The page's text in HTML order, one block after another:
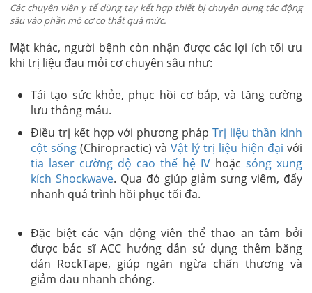
Các chuyên viên y tế dùng tay kết hợp thiết bị chuyên dụng tác động
sâu vào phần mô cơ co thắt quá mức.
Mặt khác, người bệnh còn nhận được các lợi ích tối ưu
khi trị liệu đau mỏi cơ chuyên sâu như:
Tái tạo sức khỏe, phục hồi cơ bắp, và tăng cường
lưu thông máu.
Điều trị kết hợp với phương pháp Trị liệu thần kinh
cột sống (Chiropractic) và Vật lý trị liệu hiện đại với
tia laser cường độ cao thế hệ IV hoặc sóng xung
kích Shockwave. Qua đó giúp giảm sưng viêm, đẩy
nhanh quá trình hồi phục tối đa.
Đặc biệt các vận động viên thể thao an tâm bởi
được bác sĩ ACC hướng dẫn sử dụng thêm băng
dán RockTape, giúp ngăn ngừa chấn thương và
giảm đau nhanh chóng.